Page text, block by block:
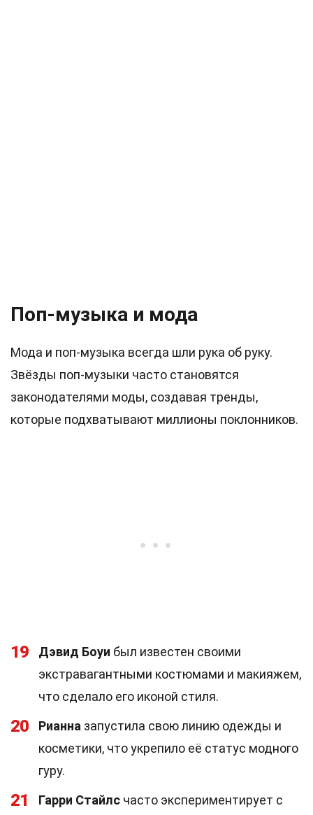
Поп-музыка и мода
Мода и поп-музыка всегда шли рука об руку.
Звёзды поп-музыки часто становятся
законодателями моды, создавая тренды,
которые подхватывают миллионы поклонников.
19 Дэвид Боуи был известен своими
экстравагантными костюмами и макияжем,
что сделало его иконой стиля.
20 Рианна запустила свою линию одежды и
косметики, что укрепило её статус модного
гуру.
21 Гарри Стайлс часто экспериментирует с